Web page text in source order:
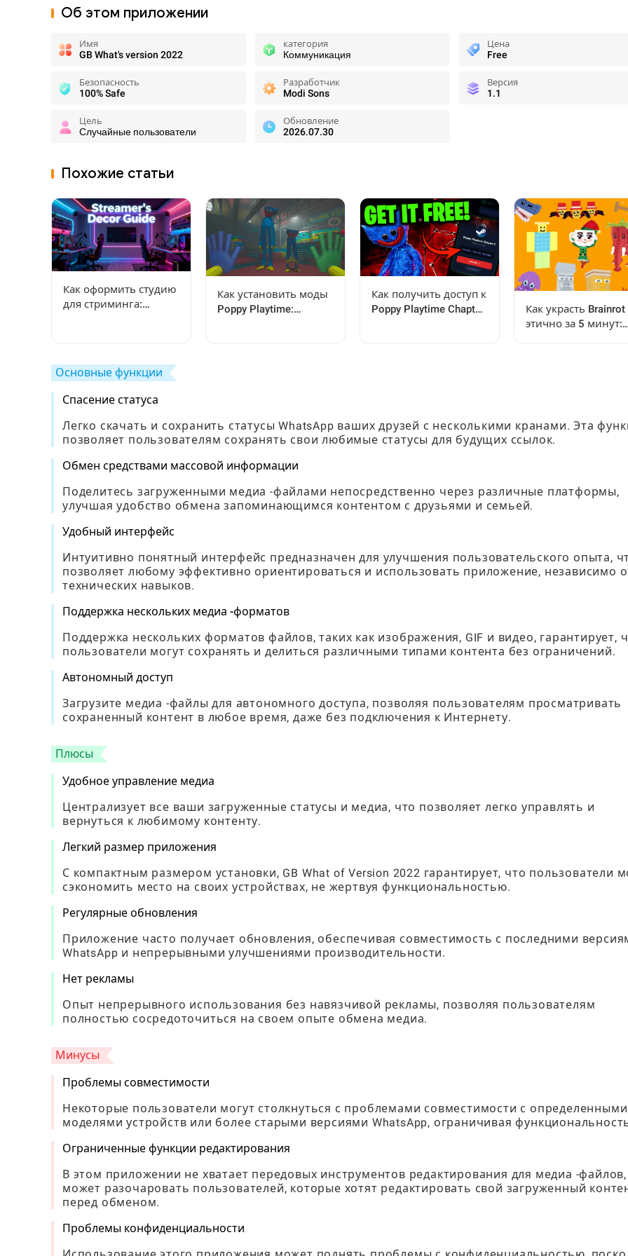
Об этом приложении
Имя
GB What's version 2022
категория
Коммуникация
Цена
Free
Безопасность
100% Safe
Разработчик
Modi Sons
Версия
1.1
Цель
Случайные пользователи
Обновление
2026.07.30
Похожие статьи
Как оформить студию
для стриминга:
Как установить моды
Poppy Playtime:
Как получить доступ к
Poppy Playtime Chapter
Как украсть Brainrot
этично за 5 минут:
Основные функции
Спасение статуса
Легко скачать и сохранить статусы WhatsApp ваших друзей с несколькими кранами. Эта
позволяет пользователям сохранять свои любимые статусы для будущих ссылок.
Обмен средствами массовой информации
Поделитесь загруженными медиа -файлами непосредственно через различные платформы,
улучшая удобство обмена запоминающимся контентом с друзьями и семьей.
Удобный интерфейс
Интуитивно понятный интерфейс предназначен для улучшения пользовательского опыта,
позволяет любому эффективно ориентироваться и использовать приложение, независимо
технических навыков.
Поддержка нескольких медиа -форматов
Поддержка нескольких форматов файлов, таких как изображения, GIF и видео, гарантирует,
пользователи могут сохранять и делиться различными типами контента без ограничений.
Автономный доступ
Загрузите медиа -файлы для автономного доступа, позволяя пользователям просматривать
сохраненный контент в любое время, даже без подключения к Интернету.
Плюсы
Удобное управление медиа
Централизует все ваши загруженные статусы и медиа, что позволяет легко управлять и
вернуться к любимому контенту.
Легкий размер приложения
С компактным размером установки, GB What of Version 2022 гарантирует, что пользователи
сэкономить место на своих устройствах, не жертвуя функциональностью.
Регулярные обновления
Приложение часто получает обновления, обеспечивая совместимость с последними
WhatsApp и непрерывными улучшениями производительности.
Нет рекламы
Опыт непрерывного использования без навязчивой рекламы, позволяя пользователям
полностью сосредоточиться на своем опыте обмена медиа.
Минусы
Проблемы совместимости
Некоторые пользователи могут столкнуться с проблемами совместимости с определенными
моделями устройств или более старыми версиями WhatsApp, ограничивая
Ограниченные функции редактирования
В этом приложении не хватает передовых инструментов редактирования для медиа -файлов,
может разочаровать пользователей, которые хотят редактировать свой загруженный
перед обменом.
Проблемы конфиденциальности